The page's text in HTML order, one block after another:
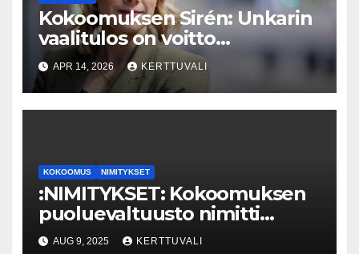
Kokoomuksen Sirén: Unkarin
vaalitulos on voitto
demokratialle
APR 14, 2026 KERTTUVALI
KOKOOMUS NIMITYKSET
:NIMITYKSET: Kokoomuksen
puoluevaltuusto nimitti
puoluesihteeriksi Maggie
AUG 9, 2025 KERTTUVALI